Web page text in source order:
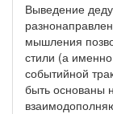
Выведение
мышления
стили (а
событийной
быть основаны